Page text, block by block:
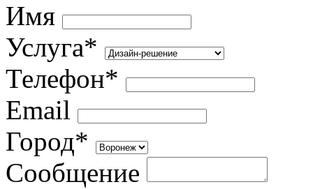
Имя
Услуга*
Телефон*
Email
Город*
Сообщение